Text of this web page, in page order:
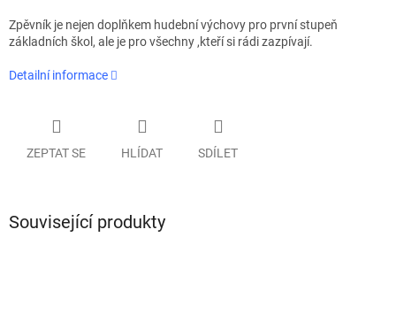
Zpěvník je nejen doplňkem hudební výchovy pro první stupeň
základních škol, ale je pro všechny ,kteří si rádi zazpívají.
Detailní informace
ZEPTAT SE HLÍDAT SDÍLET
Související produkty